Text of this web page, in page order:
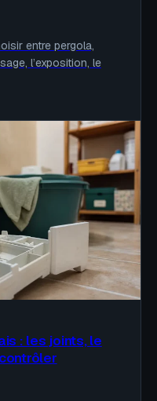
entre pergola,
l’exposition, le
: les joints, le